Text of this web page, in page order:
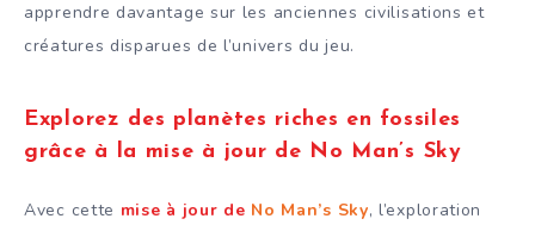
apprendre davantage sur les anciennes civilisations et
créatures disparues de l’univers du jeu.
Explorez des planètes riches en fossiles
grâce à la mise à jour de No Man’s Sky
Avec cette mise à jour de No Man’s Sky, l’exploration